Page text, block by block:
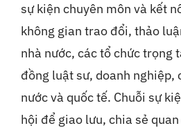
sự kiện chuyên môn và kết
không gian trao đổi, thảo
nhà nước, các tổ chức trọng
đồng luật sư, doanh nghiệp,
nước và quốc tế. Chuỗi sự
hội để giao lưu, chia sẻ